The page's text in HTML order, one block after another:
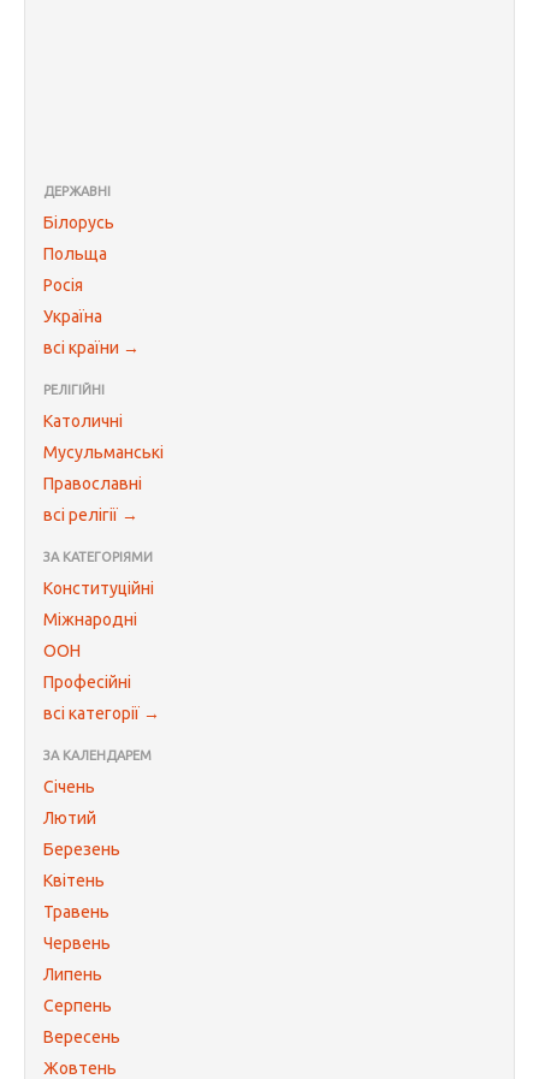
ДЕРЖАВНІ
Білорусь
Польща
Росія
Україна
всі країни →
РЕЛІГІЙНІ
Католичні
Мусульманські
Православні
всі релігії →
ЗА КАТЕГОРІЯМИ
Конституційні
Міжнародні
ООН
Професійні
всі категорії →
ЗА КАЛЕНДАРЕМ
Січень
Лютий
Березень
Квітень
Травень
Червень
Липень
Серпень
Вересень
Жовтень